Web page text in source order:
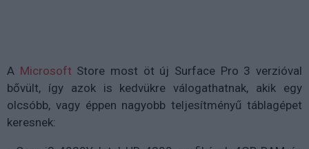
A Microsoft Store most öt új Surface Pro 3 verzióval
bővült, így azok is kedvükre válogathatnak, akik egy
olcsóbb, vagy éppen nagyobb teljesítményű táblagépet
keresnek: